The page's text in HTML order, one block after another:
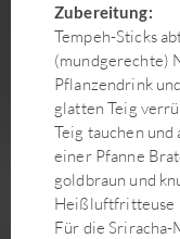
Kürbis-Brioche
Kürbis-
Kürbis-Misosuppe
Kürbisaufstrich
Lauchgemüse
Lebkuchen
Linsenbraten mit
Maiskölbchen-
Zubereitung:
Tempeh-Sticks
(mundgerechte)
Pflanzendrink
glatten Teig
Teig tauchen und
einer Pfanne
goldbraun und
Heißluftfritteuse
Für die